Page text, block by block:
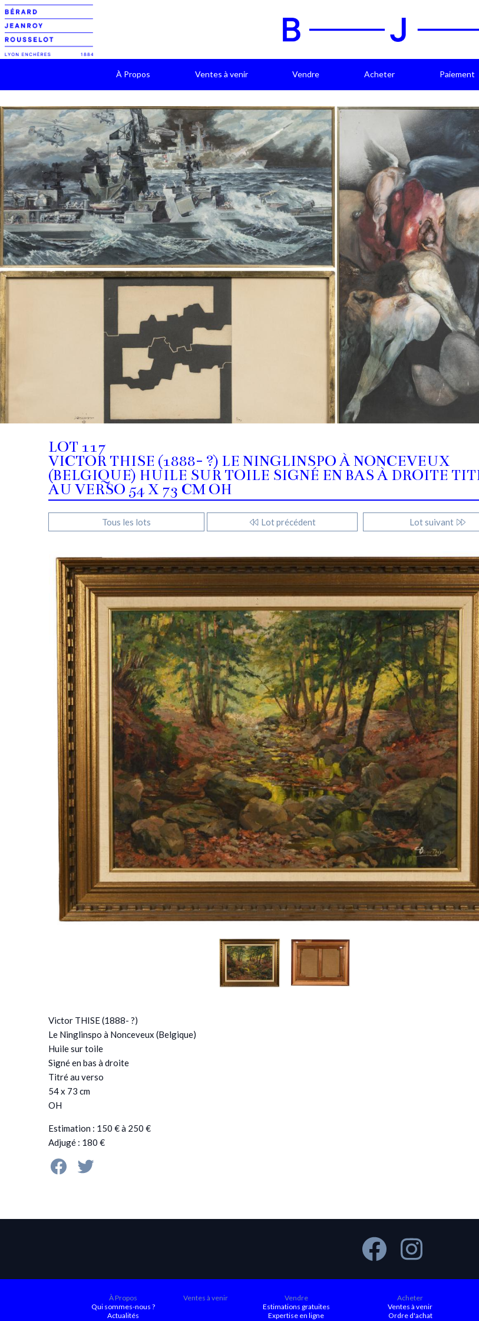
À Propos Ventes à venir Vendre Acheter Paiement
LOT 117
VICTOR THISE (1888- ?) LE NINGLINSPO À NONCEVEUX
(BELGIQUE) HUILE SUR TOILE SIGNÉ EN BAS À DROITE
AU VERSO 54 X 73 CM OH
Tous les lots Lot précédent Lot suivant
Victor THISE (1888- ?)
Le Ninglinspo à Nonceveux (Belgique)
Huile sur toile
Signé en bas à droite
Titré au verso
54 x 73 cm
OH
Estimation : 150 € à 250 €
Adjugé : 180 €
À Propos
Qui sommes-nous ?
Actualités
Ventes à venir
Vendre
Estimations gratuites
Expertise en ligne
Acheter
Ventes à venir
Ordre d'achat